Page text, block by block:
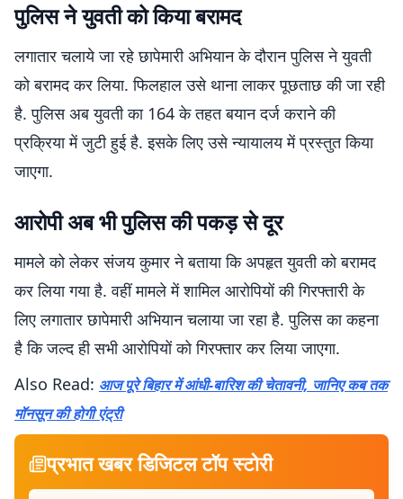
पुलिस ने युवती को किया बरामद
लगातार चलाये जा रहे छापेमारी अभियान के दौरान पुलिस ने युवती
को बरामद कर लिया. फिलहाल उसे थाना लाकर पूछताछ की जा रही
है. पुलिस अब युवती का 164 के तहत बयान दर्ज कराने की
प्रक्रिया में जुटी हुई है. इसके लिए उसे न्यायालय में प्रस्तुत किया
जाएगा.
आरोपी अब भी पुलिस की पकड़ से दूर
मामले को लेकर संजय कुमार ने बताया कि अपहृत युवती को बरामद
कर लिया गया है. वहीं मामले में शामिल आरोपियों की गिरफ्तारी के
लिए लगातार छापेमारी अभियान चलाया जा रहा है. पुलिस का कहना
है कि जल्द ही सभी आरोपियों को गिरफ्तार कर लिया जाएगा.
Also Read: आज पूरे बिहार में आंधी-बारिश की चेतावनी, जानिए कब तक
मॉनसून की होगी एंट्री
प्रभात खबर डिजिटल टॉप स्टोरी